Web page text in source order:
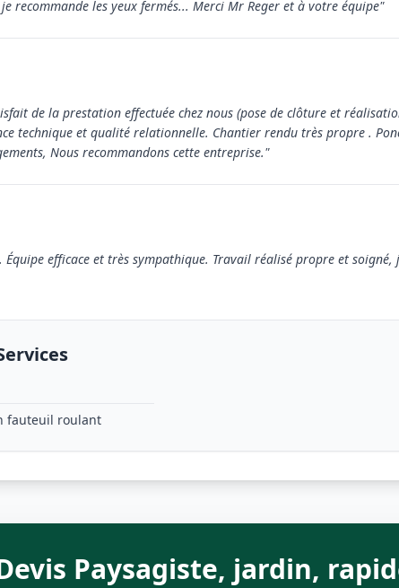
recommande les yeux fermés... Merci Mr Reger et à votre équipe"
de la prestation effectuée chez nous (pose de clôture et
technique et qualité relationnelle. Chantier rendu très propre .
Nous recommandons cette entreprise."
Équipe efficace et très sympathique. Travail réalisé propre et soigné,
fauteuil roulant
Paysagiste, jardin,